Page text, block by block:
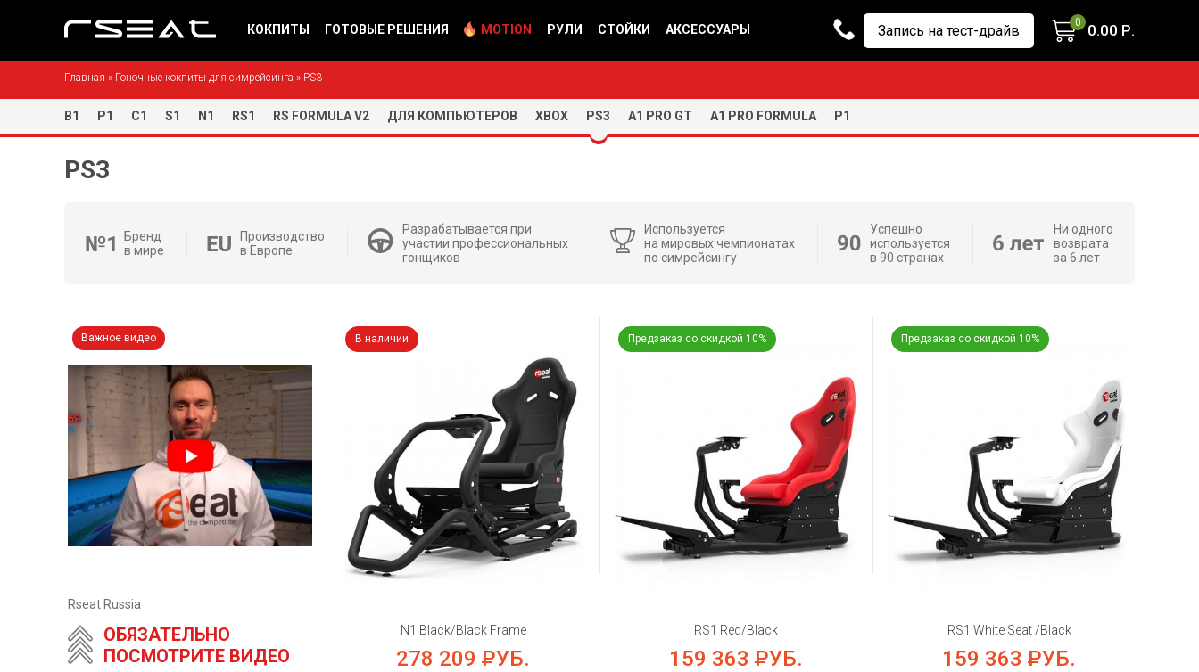
КОКПИТЫ ГОТОВЫЕ РЕШЕНИЯ MOTION РУЛИ СТОЙКИ АКСЕССУАРЫ Запись на тест-драйв 0 0.00 Р.
Главная » Гоночные кокпиты для симрейсинга » PS3
B1 P1 С1 S1 N1 RS1 RS FORMULA V2 ДЛЯ КОМПЬЮТЕРОВ XBOX PS3 A1 PRO GT A1 PRO FORMULA P1
PS3
Бренд
в мире
Производство
в Европе
Разрабатывается при
участии профессиональных
гонщиков
Используется
на мировых чемпионатах
по симрейсингу
Успешно
используется
в 90 странах
Ни одного
возврата
за 6 лет
Важное видео
Rseat Russia
ОБЯЗАТЕЛЬНО
ПОСМОТРИТЕ ВИДЕО
В наличии
N1 Black/Black Frame
278 209 РУБ.
Предзаказ со скидкой 10%
RS1 Red/Black
159 363 РУБ.
Предзаказ со скидкой 10%
RS1 White Seat /Black
159 363 РУБ.